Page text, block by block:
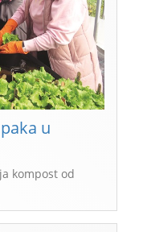
u
kompost od